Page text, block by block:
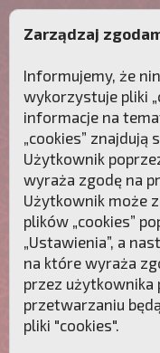
Polonia
Christiana
Zarządzaj
Informujemy, że
wykorzystuje pliki
informacje na
„cookies” znajdują
Użytkownik
wyraża zgodę na
Użytkownik może
plików „cookies”
„Ustawienia”, a
na które wyraża
przez użytkownika
przetwarzaniu
pliki "cookies".